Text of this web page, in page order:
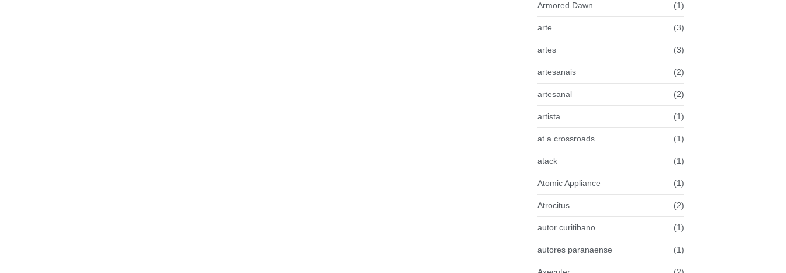
Armored Dawn (1)
arte (3)
artes (3)
artesanais (2)
artesanal (2)
artista (1)
at a crossroads (1)
atack (1)
Atomic Appliance (1)
Atrocitus (2)
autor curitibano (1)
autores paranaense (1)